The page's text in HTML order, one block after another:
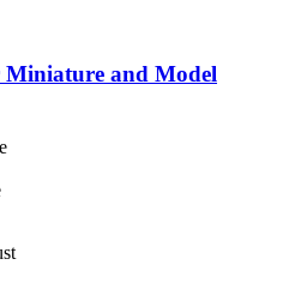
Miniature and Model